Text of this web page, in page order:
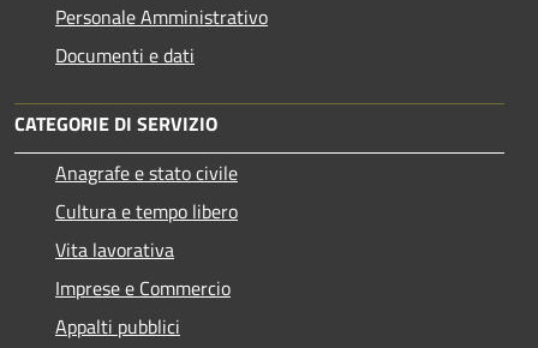
Personale Amministrativo
Documenti e dati
CATEGORIE DI SERVIZIO
Anagrafe e stato civile
Cultura e tempo libero
Vita lavorativa
Imprese e Commercio
Appalti pubblici